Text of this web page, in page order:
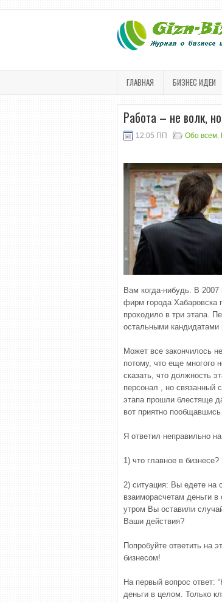
ГЛАВНАЯ БИЗНЕС ИДЕИ
Работа – не волк,
12:05 ПП Обо всем,
Вам когда-нибудь. В 2007
фирм города Хабаровска
проходило в три этапа.
остальными кандидатами
Может все закончилось
потому, что еще многого
сказать, что должность
персонал , но связанный
этапа прошли блестяще
вот приятно
Я ответил неправильно
1) что главное в бизнесе?
2) ситуация: Вы едете на
взаиморасчетам деньги
утром Вы оставили
Ваши действия?
Попробуйте ответить на
бизнесом!
На первый вопрос ответ:
деньги в целом. Только